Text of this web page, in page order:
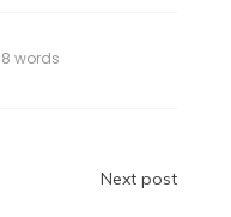
words
Next post